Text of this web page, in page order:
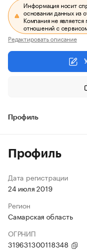
Информация носит
основании данных из
Компания не
отношений с
Редактировать описание
Профиль
Профиль
Дата регистрации
24 июля 2019
Регион
Самарская область
ОГРНИП
319631300118348